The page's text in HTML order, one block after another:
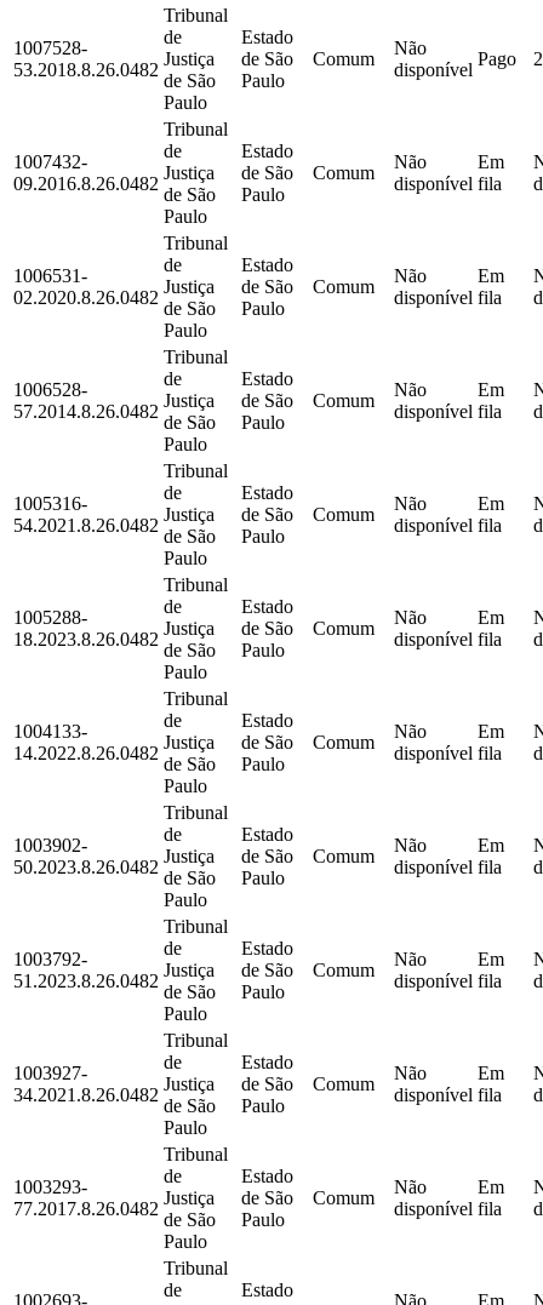
1007528-
53.2018.8.26.0482
Tribunal
de
Justiça
de São
Paulo
Estado
de São
Paulo
Comum
Não
disponível
Pago
1007432-
09.2016.8.26.0482
Tribunal
de
Justiça
de São
Paulo
Estado
de São
Paulo
Comum
Não
disponível
Em
fila
1006531-
02.2020.8.26.0482
Tribunal
de
Justiça
de São
Paulo
Estado
de São
Paulo
Comum
Não
disponível
Em
fila
1006528-
57.2014.8.26.0482
Tribunal
de
Justiça
de São
Paulo
Estado
de São
Paulo
Comum
Não
disponível
Em
fila
1005316-
54.2021.8.26.0482
Tribunal
de
Justiça
de São
Paulo
Estado
de São
Paulo
Comum
Não
disponível
Em
fila
1005288-
18.2023.8.26.0482
Tribunal
de
Justiça
de São
Paulo
Estado
de São
Paulo
Comum
Não
disponível
Em
fila
1004133-
14.2022.8.26.0482
Tribunal
de
Justiça
de São
Paulo
Estado
de São
Paulo
Comum
Não
disponível
Em
fila
1003902-
50.2023.8.26.0482
Tribunal
de
Justiça
de São
Paulo
Estado
de São
Paulo
Comum
Não
disponível
Em
fila
1003792-
51.2023.8.26.0482
Tribunal
de
Justiça
de São
Paulo
Estado
de São
Paulo
Comum
Não
disponível
Em
fila
1003927-
34.2021.8.26.0482
Tribunal
de
Justiça
de São
Paulo
Estado
de São
Paulo
Comum
Não
disponível
Em
fila
1003293-
77.2017.8.26.0482
Tribunal
de
Justiça
de São
Paulo
Estado
de São
Paulo
Comum
Não
disponível
Em
fila
1002693-
Tribunal
de
Estado
Não Em